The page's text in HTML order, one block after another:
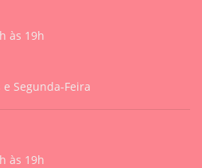
às 19h
Segunda-Feira
às 19h